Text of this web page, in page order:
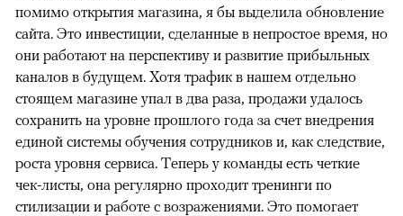
помимо открытия магазина, я бы выделила обновление
сайта. Это инвестиции, сделанные в непростое время, но
они работают на перспективу и развитие прибыльных
каналов в будущем. Хотя трафик в нашем отдельно
стоящем магазине упал в два раза, продажи удалось
сохранить на уровне прошлого года за счет внедрения
единой системы обучения сотрудников и, как следствие,
роста уровня сервиса. Теперь у команды есть четкие
чек-листы, она регулярно проходит тренинги по
стилизации и работе с возражениями. Это помогает